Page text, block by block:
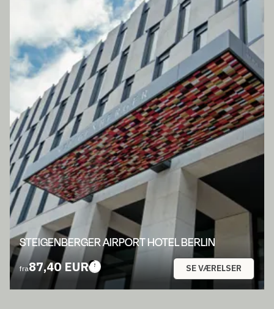
STEIGENBERGER AIRPORT HOTEL BERLIN
fra87,40 EUR SE VÆRELSER